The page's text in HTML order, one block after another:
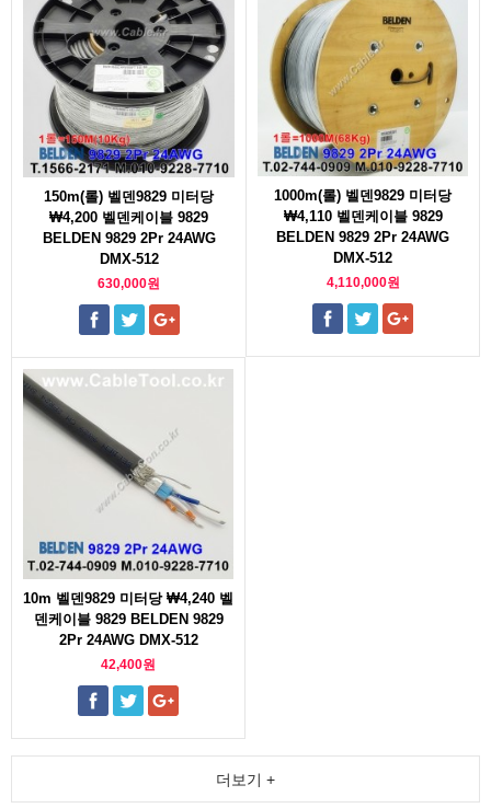
150m(롤) 벨덴9829 미터당
₩4,200 벨덴케이블 9829
BELDEN 9829 2Pr 24AWG
DMX-512
630,000원
1000m(롤) 벨덴9829 미터당
₩4,110 벨덴케이블 9829
BELDEN 9829 2Pr 24AWG
DMX-512
4,110,000원
10m 벨덴9829 미터당 ₩4,240 벨
덴케이블 9829 BELDEN 9829
2Pr 24AWG DMX-512
42,400원
더보기 +